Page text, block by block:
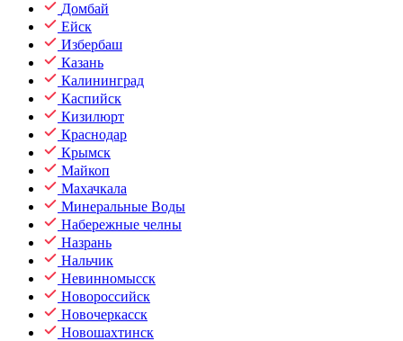
Домбай
Ейск
Избербаш
Казань
Калининград
Каспийск
Кизилюрт
Краснодар
Крымск
Майкоп
Махачкала
Минеральные Воды
Набережные челны
Назрань
Нальчик
Невинномысск
Новороссийск
Новочеркасск
Новошахтинск